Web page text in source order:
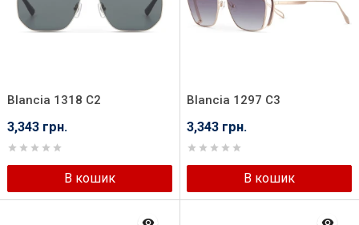
Blancia 1318 C2
3,343 грн.
В кошик
Blancia 1297 C3
3,343 грн.
В кошик